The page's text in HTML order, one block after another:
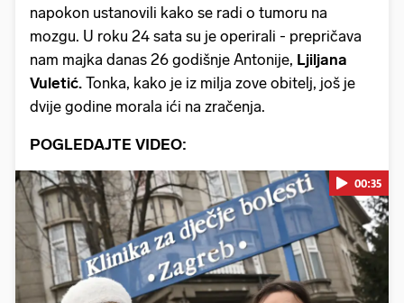
napokon ustanovili kako se radi o tumoru na
mozgu. U roku 24 sata su je operirali - prepričava
nam majka danas 26 godišnje Antonije, Ljiljana
Vuletić. Tonka, kako je iz milja zove obitelj, još je
dvije godine morala ići na zračenja.
POGLEDAJTE VIDEO:
Pokretanje videa...
00:35